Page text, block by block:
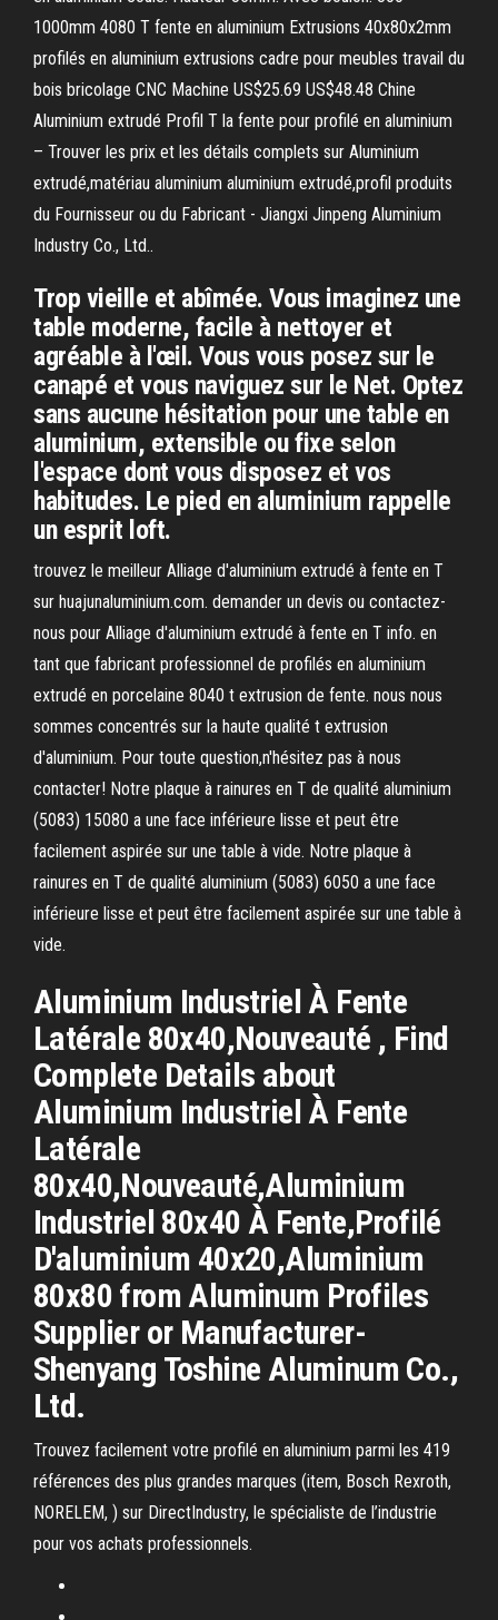
1000mm 4080 T fente en aluminium Extrusions 40x80x2mm
profilés en aluminium extrusions cadre pour meubles travail du
bois bricolage CNC Machine US$25.69 US$48.48 Chine
Aluminium extrudé Profil T la fente pour profilé en aluminium
– Trouver les prix et les détails complets sur Aluminium
extrudé,matériau aluminium aluminium extrudé,profil produits
du Fournisseur ou du Fabricant - Jiangxi Jinpeng Aluminium
Industry Co., Ltd..
Trop vieille et abîmée. Vous imaginez une
table moderne, facile à nettoyer et
agréable à l'œil. Vous vous posez sur le
canapé et vous naviguez sur le Net. Optez
sans aucune hésitation pour une table en
aluminium, extensible ou fixe selon
l'espace dont vous disposez et vos
habitudes. Le pied en aluminium rappelle
un esprit loft.
trouvez le meilleur Alliage d'aluminium extrudé à fente en T
sur huajunaluminium.com. demander un devis ou contactez-
nous pour Alliage d'aluminium extrudé à fente en T info. en
tant que fabricant professionnel de profilés en aluminium
extrudé en porcelaine 8040 t extrusion de fente. nous nous
sommes concentrés sur la haute qualité t extrusion
d'aluminium. Pour toute question,n'hésitez pas à nous
contacter! Notre plaque à rainures en T de qualité aluminium
(5083) 15080 a une face inférieure lisse et peut être
facilement aspirée sur une table à vide. Notre plaque à
rainures en T de qualité aluminium (5083) 6050 a une face
inférieure lisse et peut être facilement aspirée sur une table à
vide.
Aluminium Industriel À Fente
Latérale 80x40,Nouveauté , Find
Complete Details about
Aluminium Industriel À Fente
Latérale
80x40,Nouveauté,Aluminium
Industriel 80x40 À Fente,Profilé
D'aluminium 40x20,Aluminium
80x80 from Aluminum Profiles
Supplier or Manufacturer-
Shenyang Toshine Aluminum Co.,
Ltd.
Trouvez facilement votre profilé en aluminium parmi les 419
références des plus grandes marques (item, Bosch Rexroth,
NORELEM, ) sur DirectIndustry, le spécialiste de l’industrie
pour vos achats professionnels.